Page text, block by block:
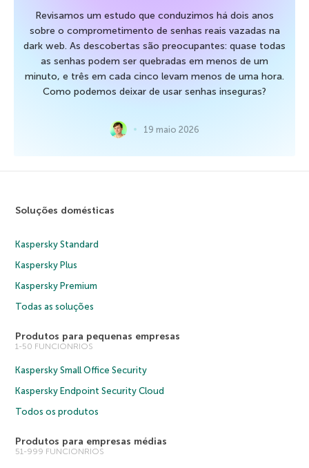
Revisamos um estudo que conduzimos há dois anos
sobre o comprometimento de senhas reais vazadas na
dark web. As descobertas são preocupantes: quase todas
as senhas podem ser quebradas em menos de um
minuto, e três em cada cinco levam menos de uma hora.
Como podemos deixar de usar senhas inseguras?
19 maio 2026
Soluções domésticas
Kaspersky Standard
Kaspersky Plus
Kaspersky Premium
Todas as soluções
Produtos para pequenas empresas
1-50 FUNCIONRIOS
Kaspersky Small Office Security
Kaspersky Endpoint Security Cloud
Todos os produtos
Produtos para empresas médias
51-999 FUNCIONRIOS